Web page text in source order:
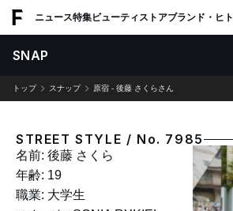
ニュース特集ビューティ ストアブランド・ヒト
SNAP
トップ スナップ 原宿 - 後藤 さくらさん
STREET STYLE / No. 7985
名前: 後藤 さくら
年齢: 19
職業: 大学生